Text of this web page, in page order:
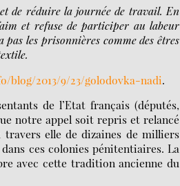
de réduire la journée de travail. En
et refuse de participer au labeur
les prisonnières comme des êtres
blog/2013/9/23/golodovka-nadi.
de l’Etat français (députés,
notre appel soit repris et relancé
elle de dizaines de milliers
ces colonies pénitentiaires. La
avec cette tradition ancienne du